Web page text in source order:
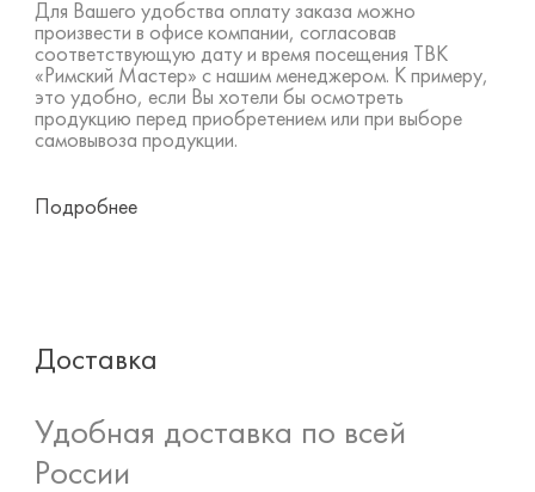
Для Вашего удобства оплату заказа можно
произвести в офисе компании, согласовав
соответствующую дату и время посещения ТВК
«Римский Мастер» с нашим менеджером. К примеру,
это удобно, если Вы хотели бы осмотреть
продукцию перед приобретением или при выборе
самовывоза продукции.
Подробнее
Доставка
Удобная доставка по всей
России